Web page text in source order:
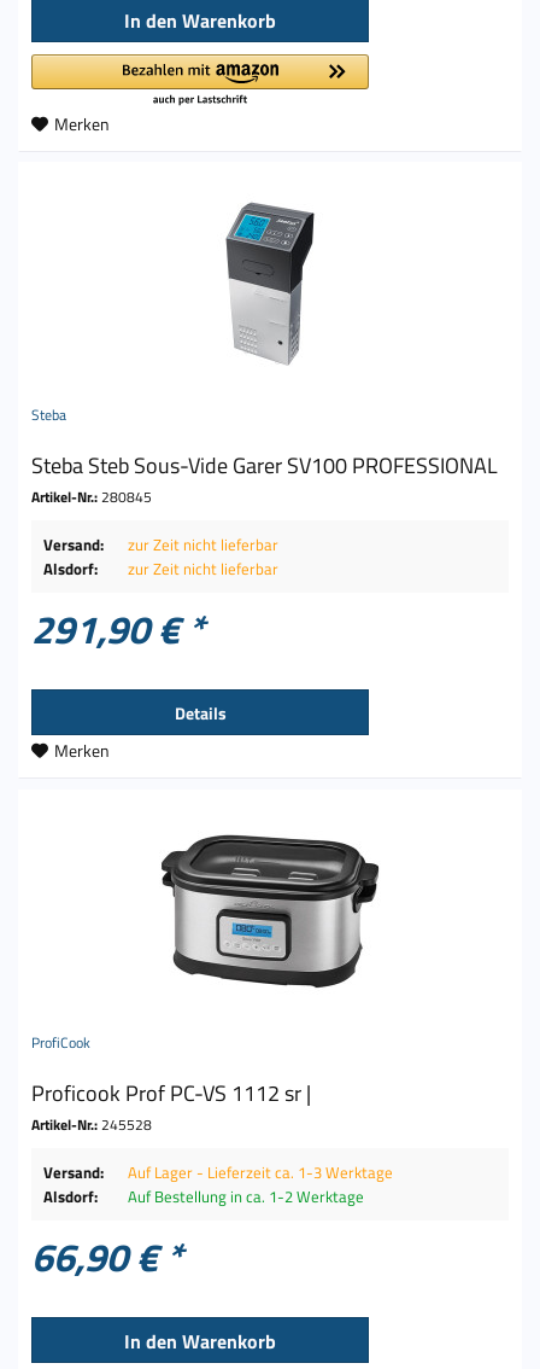
In den Warenkorb
Merken
Steba
Steba Steb Sous-Vide Garer SV100 PROFESSIONAL
Artikel-Nr.:280845
Versand:
zur Zeit nicht lieferbar
Alsdorf:
zur Zeit nicht lieferbar
291,90 € *
Details
Merken
ProfiCook
Proficook Prof PC-VS 1112 sr |
Artikel-Nr.:245528
Versand:
Auf Lager - Lieferzeit ca. 1-3 Werktage
Alsdorf:
Auf Bestellung in ca. 1-2 Werktage
66,90 € *
In den Warenkorb